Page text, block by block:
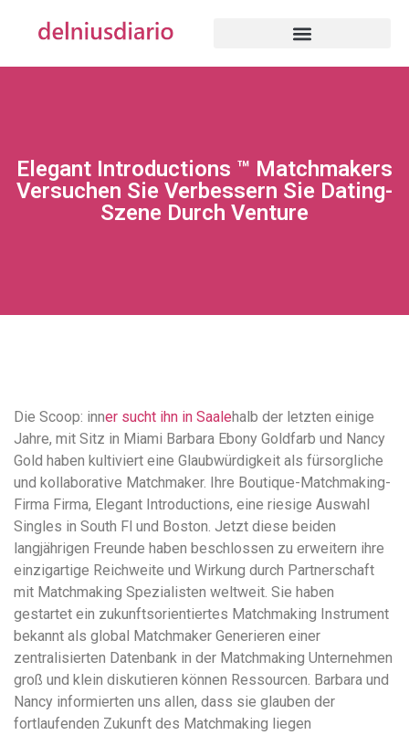
Elegant Introductions ™ Matchmakers
Versuchen Sie Verbessern Sie Dating-
Szene Durch Venture
Die Scoop: inner sucht ihn in Saalehalb der letzten einige
Jahre, mit Sitz in Miami Barbara Ebony Goldfarb und Nancy
Gold haben kultiviert eine Glaubwürdigkeit als fürsorgliche
und kollaborative Matchmaker. Ihre Boutique-Matchmaking-
Firma Firma, Elegant Introductions, eine riesige Auswahl
Singles in South Fl und Boston. Jetzt diese beiden
langjährigen Freunde haben beschlossen zu erweitern ihre
einzigartige Reichweite und Wirkung durch Partnerschaft
mit Matchmaking Spezialisten weltweit. Sie haben
gestartet ein zukunftsorientiertes Matchmaking Instrument
bekannt als global Matchmaker Generieren einer
zentralisierten Datenbank in der Matchmaking Unternehmen
groß und klein diskutieren können Ressourcen. Barbara und
Nancy informierten uns allen, dass sie glauben der
fortlaufenden Zukunft des Matchmaking liegen